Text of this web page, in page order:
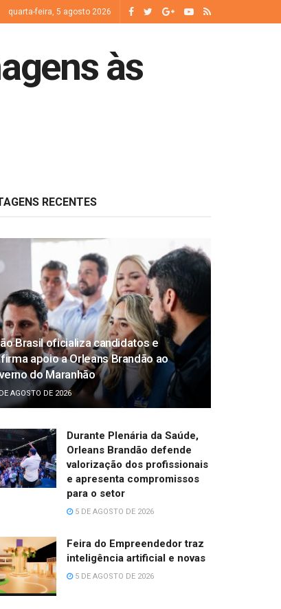
quarta-feira, 5 agosto 2026
às
RECENTES
Brasil oficializa candidatos e
apoio a Orleans Brandão ao
do Maranhão
AGOSTO DE 2026
Durante Plenária da Saúde,
Orleans Brandão defende
valorização dos profissionais
e apresenta compromissos
para o setor
5 DE AGOSTO DE 2026
Feira do Empreendedor traz
inteligência artificial e novas
5 DE AGOSTO DE 2026